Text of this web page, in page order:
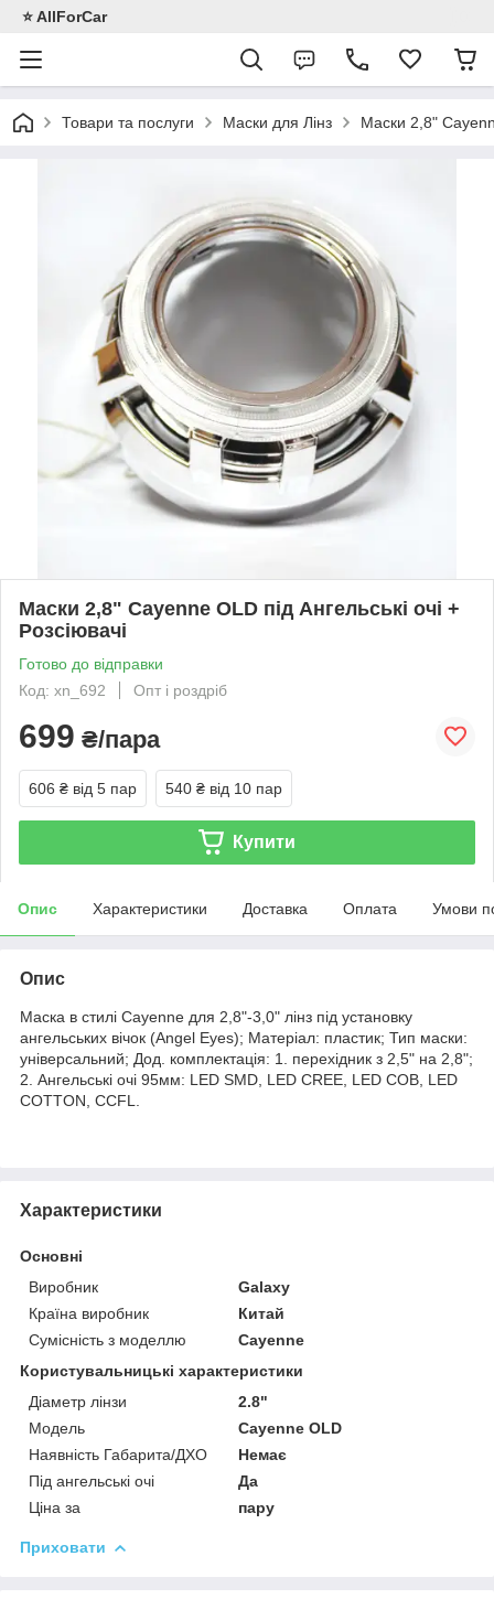
⭐️ AllForCar
Товари та послуги Маски для Лінз Маски 2,8"
Маски 2,8" Cayenne OLD під Ангельські очі +
Розсіювачі
Готово до відправки
Код: xn_692
Опт і роздріб
699 ₴/пара
606 ₴ від 5 пар 540 ₴ від 10 пар
Купити
Опис Характеристики Доставка Оплата Умови
Опис
Маска в стилі Cayenne для 2,8"-3,0" лінз під установку
ангельських вічок (Angel Eyes); Матеріал: пластик; Тип маски:
універсальний; Дод. комплектація: 1. перехідник з 2,5" на 2,8";
2. Ангельські очі 95мм: LED SMD, LED CREE, LED COB, LED
COTTON, CCFL.
Характеристики
Основні
Виробник
Galaxy
Країна виробник
Китай
Сумісність з моделлю
Cayenne
Користувальницькі характеристики
Діаметр лінзи
2.8"
Мoдель
Cayenne OLD
Наявність Габарита/ДХО
Немає
Під ангельські очі
Да
Ціна за
пару
Приховати